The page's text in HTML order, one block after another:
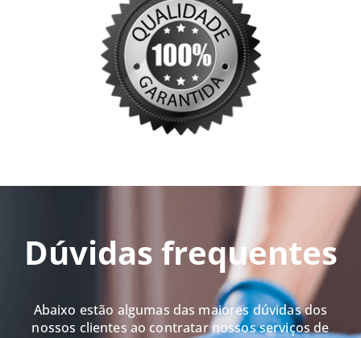
Dúvidas frequentes
Abaixo estão algumas das maiores dúvidas dos
nossos clientes ao contratar nossos serviços de